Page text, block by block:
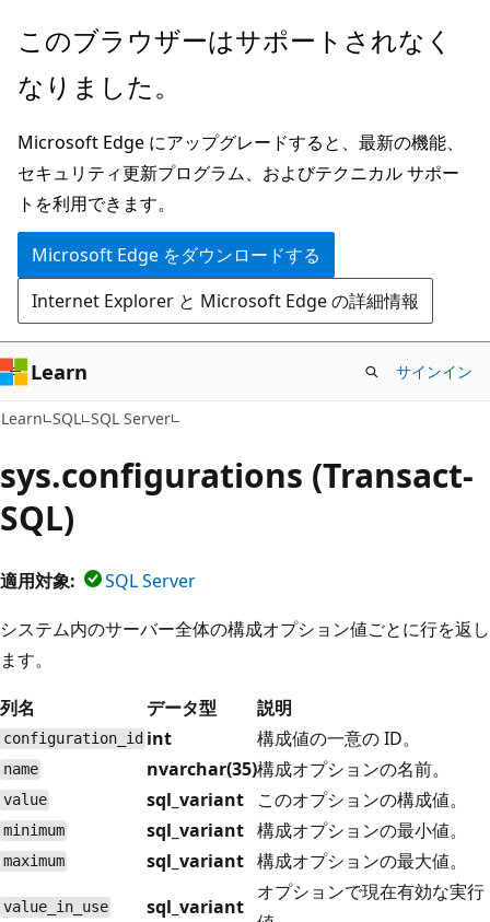
メ
ン
ン
テ
ン
ツ
に
ス
キ
ッ
プ
このブラウザーはサポートされなく
なりました。
Microsoft Edge にアップグレードすると、最新の機能、
セキュリティ更新プログラム、およびテクニカル サポー
トを利用できます。
Microsoft Edge をダウンロードする
Internet Explorer と Microsoft Edge の詳細情報
Learn サインイン
Learn SQL SQL Server
sys.configurations (Transact-
SQL)
適用対象:
SQL Server
システム内のサーバー全体の構成オプション値ごとに行を返し
ます。
列名
データ型 説明
configuration_id int 構成値の一意の ID。
name nvarchar(35)構成オプションの名前。
value sql_variant このオプションの構成値。
minimum sql_variant 構成オプションの最小値。
maximum sql_variant 構成オプションの最大値。
value_in_use sql_variant
オプションで現在有効な実行